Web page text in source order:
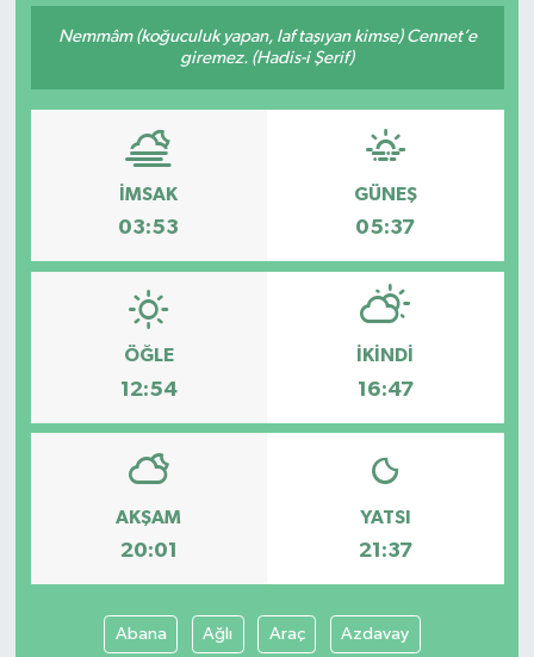
Nemmâm (koğuculuk yapan, laf taşıyan kimse) Cennet’e
giremez. (Hadis-i Şerif)
İMSAK
03:53
GÜNEŞ
05:37
ÖĞLE
12:54
İKINDI
16:47
AKŞAM
20:01
YATSI
21:37
Abana Ağlı Araç Azdavay